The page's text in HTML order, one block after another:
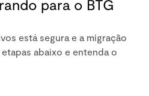
da
para o BTG
está segura e a migração
abaixo e entenda o